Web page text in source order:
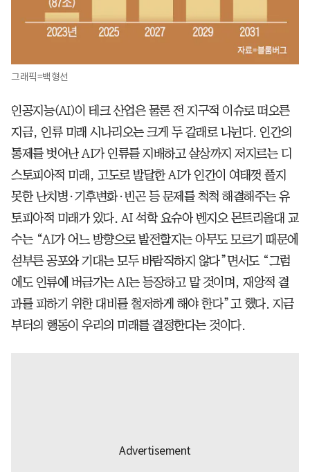
그래픽=백형선
인공지능(AI)이 테크 산업은 물론 전 지구적 이슈로 떠오른
지금, 인류 미래 시나리오는 크게 두 갈래로 나뉜다. 인간의
통제를 벗어난 AI가 인류를 지배하고 살상까지 저지르는 디
스토피아적 미래, 고도로 발달한 AI가 인간이 여태껏 풀지
못한 난치병·기후변화·빈곤 등 문제를 척척 해결해주는 유
토피아적 미래가 있다. AI 석학 요슈아 벤지오 몬트리올대 교
수는 “AI가 어느 방향으로 발전할지는 아무도 모르기 때문에
섣부른 공포와 기대는 모두 바람직하지 않다”면서도 “그럼
에도 인류에 버금가는 AI는 등장하고 말 것이며, 재앙적 결
과를 피하기 위한 대비를 철저하게 해야 한다”고 했다. 지금
부터의 행동이 우리의 미래를 결정한다는 것이다.